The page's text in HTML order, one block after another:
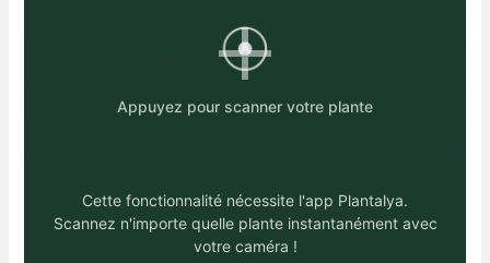
Appuyez pour scanner votre plante
Cette fonctionnalité nécessite l'app Plantalya.
Scannez n'importe quelle plante instantanément avec
votre caméra !